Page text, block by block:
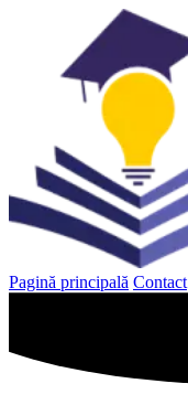
Pagină principală Contact